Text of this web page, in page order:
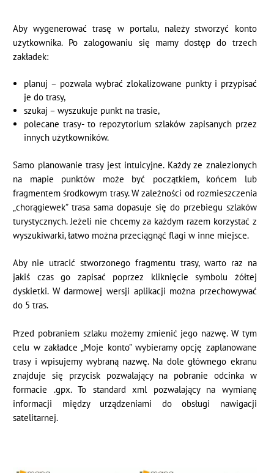
Aby wygenerować trasę w portalu, należy stworzyć konto
użytkownika. Po zalogowaniu się mamy dostęp do trzech
zakładek:
planuj – pozwala wybrać zlokalizowane punkty i przypisać
je do trasy,
szukaj – wyszukuje punkt na trasie,
polecane trasy- to repozytorium szlaków zapisanych przez
innych użytkowników.
Samo planowanie trasy jest intuicyjne. Każdy ze znalezionych
na mapie punktów może być początkiem, końcem lub
fragmentem środkowym trasy. W zależności od rozmieszczenia
„chorągiewek” trasa sama dopasuje się do przebiegu szlaków
turystycznych. Jeżeli nie chcemy za każdym razem korzystać z
wyszukiwarki, łatwo można przeciągnąć flagi w inne miejsce.
Aby nie utracić stworzonego fragmentu trasy, warto raz na
jakiś czas go zapisać poprzez kliknięcie symbolu żółtej
dyskietki. W darmowej wersji aplikacji można przechowywać
do 5 tras.
Przed pobraniem szlaku możemy zmienić jego nazwę. W tym
celu w zakładce „Moje konto” wybieramy opcję zaplanowane
trasy i wpisujemy wybraną nazwę. Na dole głównego ekranu
znajduje się przycisk pozwalający na pobranie odcinka w
formacie .gpx. To standard xml pozwalający na wymianę
informacji między urządzeniami do obsługi nawigacji
satelitarnej.